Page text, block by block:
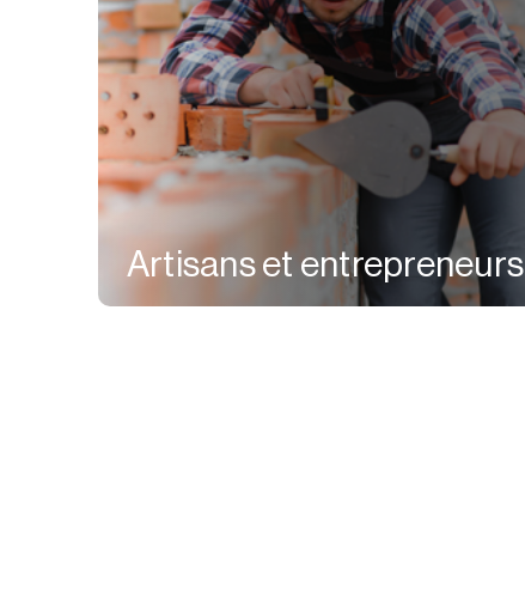
Artisans et entrepreneurs